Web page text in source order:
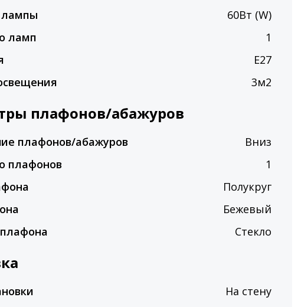
60Вт (W)
ламп
1
E27
3м2
плафонов/абажуров
плафонов/абажуров
Вниз
плафонов
1
Полукруг
Бежевый
Стекло
На стену